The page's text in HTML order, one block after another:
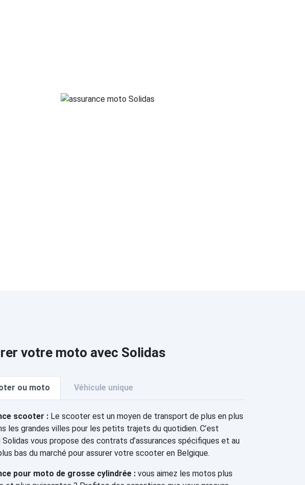
votre moto avec Solidas
ou moto Véhicule unique
scooter : Le scooter est un moyen de transport de plus en plus
les grandes villes pour les petits trajets du quotidien. C’est
Solidas vous propose des contrats d’assurances spécifiques et au
bas du marché pour assurer votre scooter en Belgique.
pour moto de grosse cylindrée : vous aimez les motos plus